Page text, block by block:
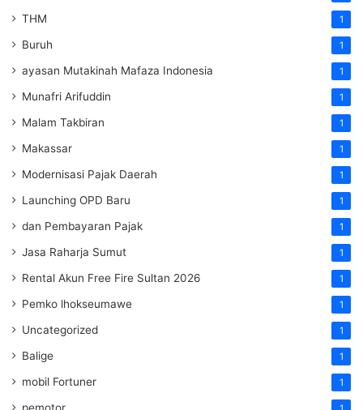
THM 1
Buruh 1
ayasan Mutakinah Mafaza Indonesia 1
Munafri Arifuddin 1
Malam Takbiran 1
Makassar 1
Modernisasi Pajak Daerah 1
Launching OPD Baru 1
dan Pembayaran Pajak 1
Jasa Raharja Sumut 1
Rental Akun Free Fire Sultan 2026 1
Pemko lhokseumawe 1
Uncategorized 1
Balige 1
mobil Fortuner 1
pemotor